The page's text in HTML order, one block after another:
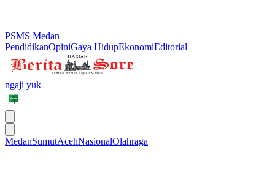
PSMS Medan
PendidikanOpiniGaya HidupEkonomiEditorial
ngaji yuk
MedanSumutAcehNasionalOlahraga